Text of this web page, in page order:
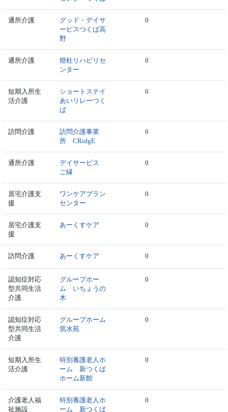
通所介護
グッド・デイサ
ービスつくば高
野
0
通所介護
燈杜リハビリセ
ンター
0
短期入所生
活介護
ショートステイ
あいリレーつく
ば
0
訪問介護
訪問介護事業
所 CRidgE
0
通所介護
デイサービス
ご縁
0
居宅介護支
援
ワンケアプラン
センター
0
居宅介護支
援
あーくすケア 0
訪問介護 あーくすケア 0
認知症対応
型共同生活
介護
グループホー
ム いちょうの
木
0
認知症対応
型共同生活
介護
グループホーム
筑水苑
0
短期入所生
活介護
特別養護老人ホ
ーム 新つくば
ホーム新館
0
介護老人福
祉施設
特別養護老人ホ
ーム 新つくば
0